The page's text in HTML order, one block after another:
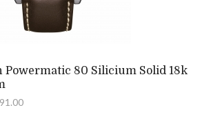
Powermatic 80 Silicium Solid 18k